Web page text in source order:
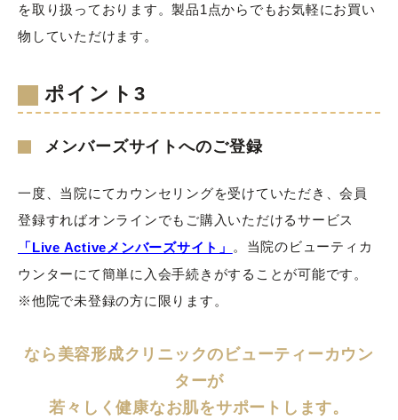
を取り扱っております。製品1点からでもお気軽にお買い
物していただけます。
ポイント3
メンバーズサイトへのご登録
一度、当院にてカウンセリングを受けていただき、会員
登録すればオンラインでもご購入いただけるサービス
「Live Activeメンバーズサイト」
。当院のビューティカ
ウンターにて簡単に入会手続きがすることが可能です。
※他院で未登録の方に限ります。
なら美容形成クリニックのビューティーカウン
ターが
若々しく健康なお肌をサポートします。